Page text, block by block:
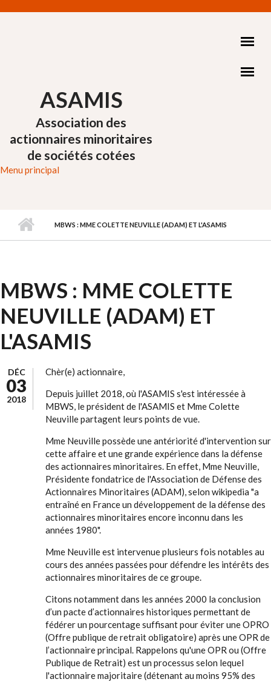
ASAMIS
Association des
actionnaires minoritaires
de sociétés cotées
Menu principal
MBWS : MME COLETTE NEUVILLE (ADAM) ET L'ASAMIS
MBWS : MME COLETTE
NEUVILLE (ADAM) ET
L'ASAMIS
DÉC
03
2018
Chèr(e) actionnaire,
Depuis juillet 2018, où l'ASAMIS s'est intéressée à
MBWS, le président de l'ASAMIS et Mme Colette
Neuville partagent leurs points de vue.
Mme Neuville possède une antériorité d'intervention sur
cette affaire et une grande expérience dans la défense
des actionnaires minoritaires. En effet, Mme Neuville,
Présidente fondatrice de l'Association de Défense des
Actionnaires Minoritaires (ADAM), selon wikipedia "a
entraîné en France un développement de la défense des
actionnaires minoritaires encore inconnu dans les
années 1980".
Mme Neuville est intervenue plusieurs fois notables au
cours des années passées pour défendre les intérêts des
actionnaires minoritaires de ce groupe.
Citons notamment dans les années 2000 la conclusion
d’un pacte d’actionnaires historiques permettant de
fédérer un pourcentage suffisant pour éviter une OPRO
(Offre publique de retrait obligatoire) après une OPR de
l’actionnaire principal. Rappelons qu'une OPR ou (Offre
Publique de Retrait) est un processus selon lequel
l'actionnaire majoritaire (détenant au moins 95% des